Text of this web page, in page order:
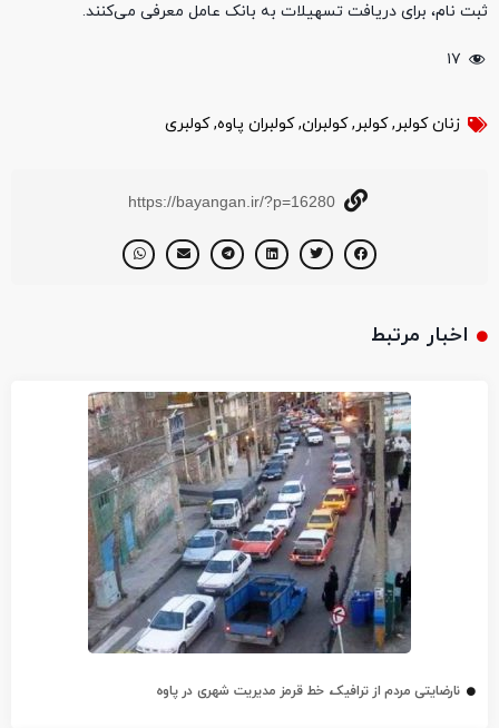
ثبت نام، برای دریافت تسهیلات به بانک عامل معرفی می‌کنند.
۱۷
زنان کولبر,کولبر,کولبران,کولبران پاوه,کولبری
https://bayangan.ir/?p=16280
اخبار مرتبط
نارضایتی مردم از ترافیک، خط قرمز مدیریت شهری در پاوه